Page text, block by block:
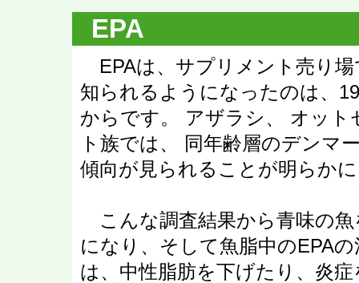
EPA
EPAは、サプリメント売り
知られるようになったのは、
からです。 アザラシ、 オッ
ト族では、 同年齢層のデンマ
傾向が見られることが明らか
こんな調査結果から青味の
になり、そして魚脂中のEPA
は、中性脂肪を下げたり、炎